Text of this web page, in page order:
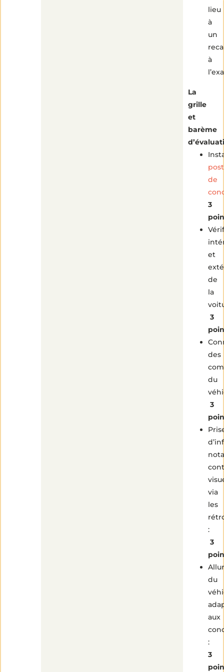
lieu
à
un
à
La
grille
et
barème
de
3
et
de
la
3
des
du
3
via
les
:
3
du
aux
:
3